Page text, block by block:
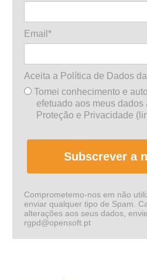
Email*
Aceita a Política de Dados
Tomei conhecimento e
efetuado aos meus
Proteção e Privacidade
Subscrever a
Comprometemo-nos em não
enviar qualquer tipo de Spam.
alterações aos seus dados,
rgpd@opensoft.pt